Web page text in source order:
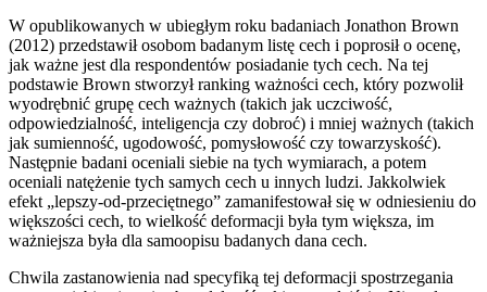
W opublikowanych w ubiegłym roku badaniach Jonathon Brown
(2012) przedstawił osobom badanym listę cech i poprosił o ocenę,
jak ważne jest dla respondentów posiadanie tych cech. Na tej
podstawie Brown stworzył ranking ważności cech, który pozwolił
wyodrębnić grupę cech ważnych (takich jak uczciwość,
odpowiedzialność, inteligencja czy dobroć) i mniej ważnych (takich
jak sumienność, ugodowość, pomysłowość czy towarzyskość).
Następnie badani oceniali siebie na tych wymiarach, a potem
oceniali natężenie tych samych cech u innych ludzi. Jakkolwiek
efekt „lepszy-od-przeciętnego” zamanifestował się w odniesieniu do
większości cech, to wielkość deformacji była tym większa, im
ważniejsza była dla samoopisu badanych dana cech.
Chwila zastanowienia nad specyfiką tej deformacji spostrzegania